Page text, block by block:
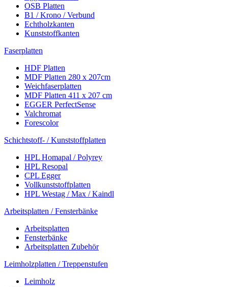
OSB Platten
B1 / Krono / Verbund
Echtholzkanten
Kunststoffkanten
Faserplatten
HDF Platten
MDF Platten 280 x 207cm
Weichfaserplatten
MDF Platten 411 x 207 cm
EGGER PerfectSense
Valchromat
Forescolor
Schichtstoff- / Kunststoffplatten
HPL Homapal / Polyrey
HPL Resopal
CPL Egger
Vollkunststoffplatten
HPL Westag / Max / Kaindl
Arbeitsplatten / Fensterbänke
Arbeitsplatten
Fensterbänke
Arbeitsplatten Zubehör
Leimholzplatten / Treppenstufen
Leimholz